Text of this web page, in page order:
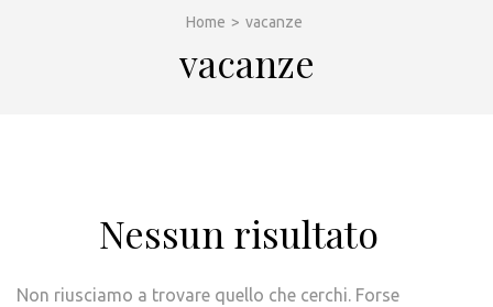
Home > vacanze
vacanze
Nessun risultato
Non riusciamo a trovare quello che cerchi. Forse